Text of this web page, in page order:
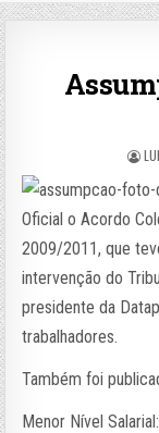
Oficial o Acordo
2009/2011, que
intervenção do
presidente da
trabalhadores.
Também foi
Menor Nível